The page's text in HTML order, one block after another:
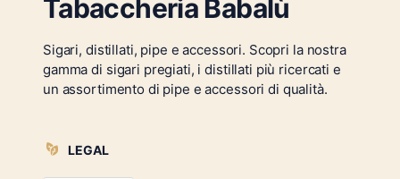
Tabaccheria Babalù
Sigari, distillati, pipe e accessori. Scopri la nostra
gamma di sigari pregiati, i distillati più ricercati e
un assortimento di pipe e accessori di qualità.
LEGAL